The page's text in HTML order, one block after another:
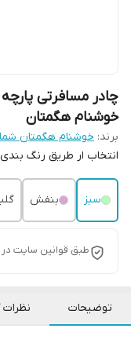
چادر مسافرتی
خوشنام هگمتان
برند: خوشنام هگمتان شماره
انتخاب ار طریق رنگ بندی
سبز بنفش
طبق قوانین سایت
توضیحات نظرات